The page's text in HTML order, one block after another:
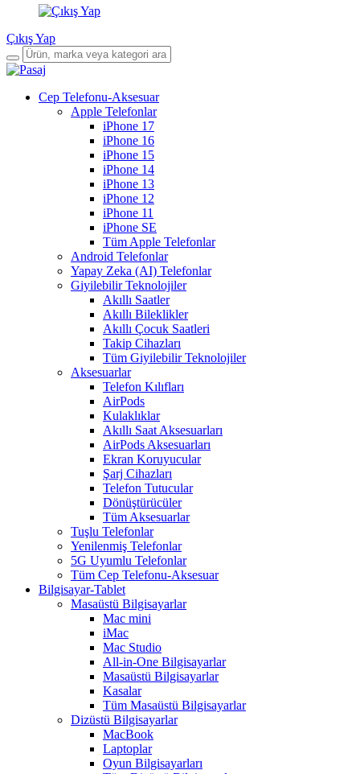
Çıkış Yap
Cep Telefonu-Aksesuar
Apple Telefonlar
iPhone 17
iPhone 16
iPhone 15
iPhone 14
iPhone 13
iPhone 12
iPhone 11
iPhone SE
Tüm Apple Telefonlar
Android Telefonlar
Yapay Zeka (AI) Telefonlar
Giyilebilir Teknolojiler
Akıllı Saatler
Akıllı Bileklikler
Akıllı Çocuk Saatleri
Takip Cihazları
Tüm Giyilebilir Teknolojiler
Aksesuarlar
Telefon Kılıfları
AirPods
Kulaklıklar
Akıllı Saat Aksesuarları
AirPods Aksesuarları
Ekran Koruyucular
Şarj Cihazları
Telefon Tutucular
Dönüştürücüler
Tüm Aksesuarlar
Tuşlu Telefonlar
Yenilenmiş Telefonlar
5G Uyumlu Telefonlar
Tüm Cep Telefonu-Aksesuar
Bilgisayar-Tablet
Masaüstü Bilgisayarlar
Mac mini
iMac
Mac Studio
All-in-One Bilgisayarlar
Masaüstü Bilgisayarlar
Kasalar
Tüm Masaüstü Bilgisayarlar
Dizüstü Bilgisayarlar
MacBook
Laptoplar
Oyun Bilgisayarları